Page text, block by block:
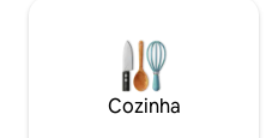
de elevadores de esqui,
chiques e lojas isentas de
Inclui 3 vagas de
subterrâneo e armários de
Cozinha